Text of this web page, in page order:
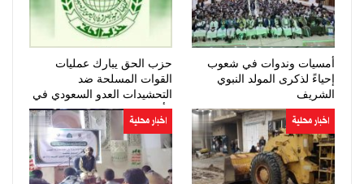
أمسيات وندوات في شعوب
إحياءً لذكرى المولد النبوي
الشريف
حزب الحق يبارك عمليات
القوات المسلحة ضد
التحشيدات العدو السعودي في
مأرب وحضرموت
اخبار محلية اخبار محلية